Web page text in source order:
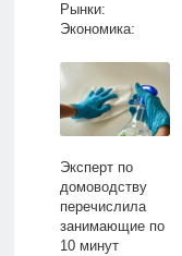
Рынки:
Экономика:
Эксперт по
домоводству
перечислила
занимающие по
10 минут